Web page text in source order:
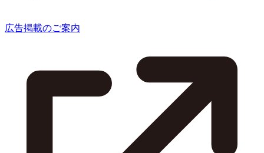
広告掲載のご案内